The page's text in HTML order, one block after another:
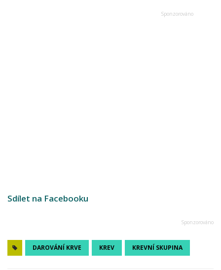
Sdílet na Facebooku
DAROVÁNÍ KRVE KREV KREVNÍ SKUPINA